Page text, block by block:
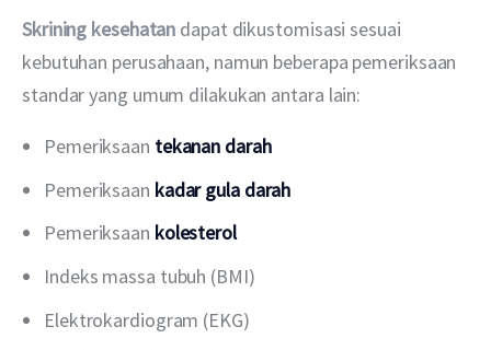
Skrining kesehatan dapat dikustomisasi sesuai
kebutuhan perusahaan, namun beberapa pemeriksaan
standar yang umum dilakukan antara lain:
Pemeriksaan tekanan darah
Pemeriksaan kadar gula darah
Pemeriksaan kolesterol
Indeks massa tubuh (BMI)
Elektrokardiogram (EKG)